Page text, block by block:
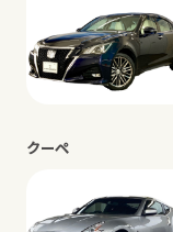
クーペ